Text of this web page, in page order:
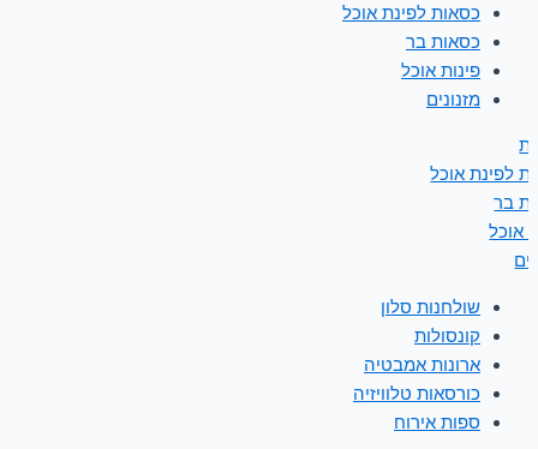
כסאות לפינת אוכל
כסאות בר
פינות אוכל
מזנונים
לפינת אוכל
בר
אוכל
שולחנות סלון
קונסולות
ארונות אמבטיה
כורסאות טלוויזיה
ספות אירוח